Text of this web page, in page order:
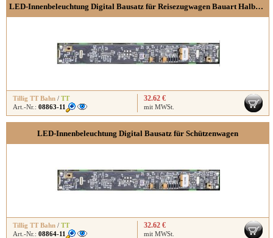
LED-Innenbeleuchtung Digital Bausatz für Reisezugwagen Bauart Halberstadt
Tillig TT Bahn / TT
Art.-Nr.: 08863-11
32.62 €
mit MWSt.
LED-Innenbeleuchtung Digital Bausatz für Schützenwagen
Tillig TT Bahn / TT
Art.-Nr.: 08864-11
32.62 €
mit MWSt.